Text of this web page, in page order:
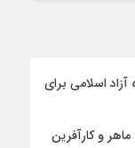
اسلامی برای
و کارآفرین